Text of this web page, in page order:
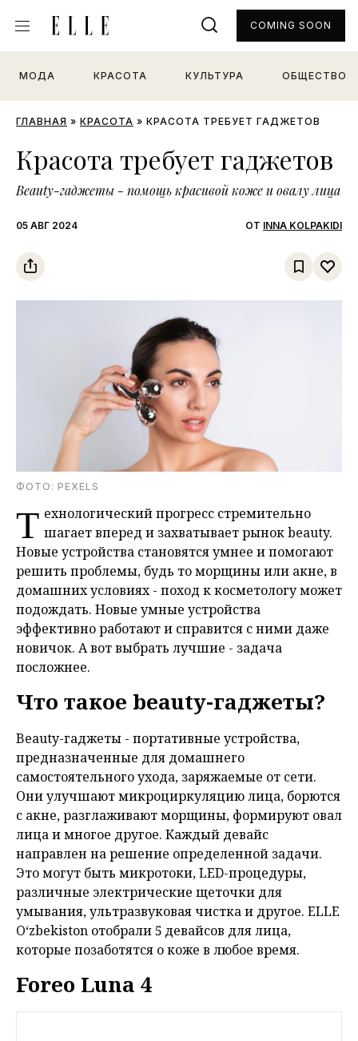
МОДА КРАСОТА КУЛЬТУРА ОБЩЕСТВО
COMING SOON
ГЛАВНАЯ » КРАСОТА » КРАСОТА ТРЕБУЕТ ГАДЖЕТОВ
Красота требует гаджетов
Beauty-гаджеты - помощь красивой коже и овалу лица
05 АВГ 2024 ОТ INNA KOLPAKIDI
ФОТО: PEXELS
Т ехнологический прогресс стремительно
шагает вперед и захватывает рынок beauty.
Новые устройства становятся умнее и помогают
решить проблемы, будь то морщины или акне, в
домашних условиях - поход к косметологу может
подождать. Новые умные устройства
эффективно работают и справится с ними даже
новичок. А вот выбрать лучшие - задача
посложнее.
Что такое beauty-гаджеты?
Beauty-гаджеты - портативные устройства,
предназначенные для домашнего
самостоятельного ухода, заряжаемые от сети.
Они улучшают микроциркуляцию лица, борются
с акне, разглаживают морщины, формируют овал
лица и многое другое. Каждый девайс
направлен на решение определенной задачи.
Это могут быть микротоки, LED-процедуры,
различные электрические щеточки для
умывания, ультразвуковая чистка и другое. ELLE
O‘zbekiston отобрали 5 девайсов для лица,
которые позаботятся о коже в любое время.
Foreo Luna 4